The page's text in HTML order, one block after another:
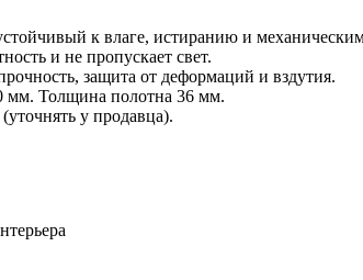
к влаге, истиранию и
и не пропускает свет.
защита от деформаций и вздутия.
мм. Толщина полотна 36 мм.
у продавца).